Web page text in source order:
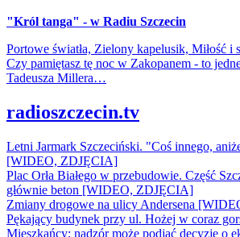
"Król tanga" - w Radiu Szczecin
Portowe światła, Zielony kapelusik, Miłość i
Czy pamiętasz tę noc w Zakopanem - to
Tadeusza Millera…
radioszczecin.tv
Letni Jarmark Szczeciński. "Coś innego,
[WIDEO, ZDJĘCIA]
Plac Orła Białego w przebudowie. Część
głównie beton [WIDEO, ZDJĘCIA]
Zmiany drogowe na ulicy Andersena
Pękający budynek przy ul. Hożej w coraz
Mieszkańcy: nadzór może podjąć decyzję o